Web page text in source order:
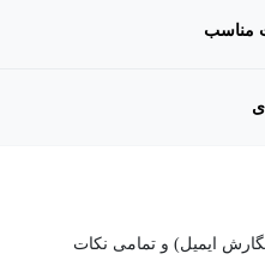
مناسب
آزمون تافل (نگارش ایمیل) و تمامی نکات